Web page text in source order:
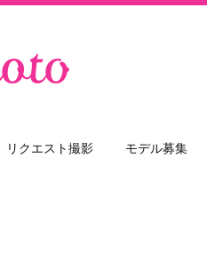
リクエスト撮影 モデル募集